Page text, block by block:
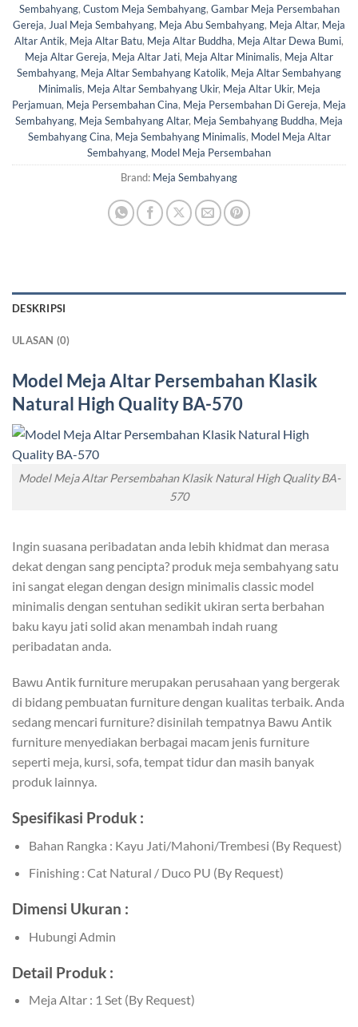
Sembahyang, Custom Meja Sembahyang, Gambar Meja Persembahan
Gereja, Jual Meja Sembahyang, Meja Abu Sembahyang, Meja Altar, Meja
Altar Antik, Meja Altar Batu, Meja Altar Buddha, Meja Altar Dewa Bumi,
Meja Altar Gereja, Meja Altar Jati, Meja Altar Minimalis, Meja Altar
Sembahyang, Meja Altar Sembahyang Katolik, Meja Altar Sembahyang
Minimalis, Meja Altar Sembahyang Ukir, Meja Altar Ukir, Meja
Perjamuan, Meja Persembahan Cina, Meja Persembahan Di Gereja, Meja
Sembahyang, Meja Sembahyang Altar, Meja Sembahyang Buddha, Meja
Sembahyang Cina, Meja Sembahyang Minimalis, Model Meja Altar
Sembahyang, Model Meja Persembahan
Brand: Meja Sembahyang
DESKRIPSI
ULASAN (0)
Model Meja Altar Persembahan Klasik
Natural High Quality BA-570
Model Meja Altar Persembahan Klasik Natural High Quality BA-
570
Ingin suasana peribadatan anda lebih khidmat dan merasa
dekat dengan sang pencipta? produk meja sembahyang satu
ini sangat elegan dengan design minimalis classic model
minimalis dengan sentuhan sedikit ukiran serta berbahan
baku kayu jati solid akan menambah indah ruang
peribadatan anda.
Bawu Antik furniture merupakan perusahaan yang bergerak
di bidang pembuatan furniture dengan kualitas terbaik. Anda
sedang mencari furniture? disinilah tempatnya Bawu Antik
furniture menyediakan berbagai macam jenis furniture
seperti meja, kursi, sofa, tempat tidur dan masih banyak
produk lainnya.
Spesifikasi Produk :
Bahan Rangka : Kayu Jati/Mahoni/Trembesi (By Request)
Finishing : Cat Natural / Duco PU (By Request)
Dimensi Ukuran :
Hubungi Admin
Detail Produk :
Meja Altar : 1 Set (By Request)